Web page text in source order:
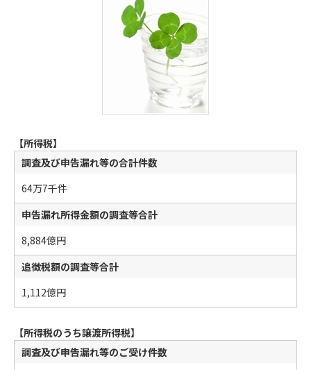
【所得税】
調査及び申告漏れ等の合計件数
64万7千件
申告漏れ所得金額の調査等合計
8,884億円
追徴税額の調査等合計
1,112億円
【所得税のうち譲渡所得税】
調査及び申告漏れ等のご受け件数